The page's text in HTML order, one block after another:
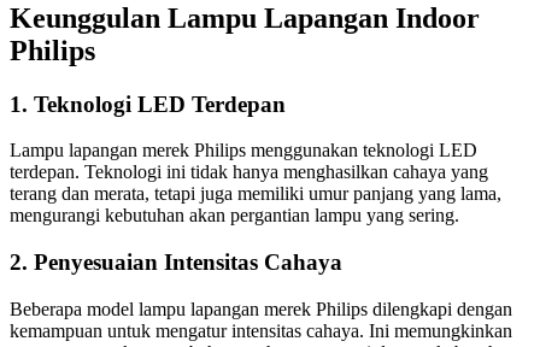
Keunggulan Lampu Lapangan Indoor
Philips
1. Teknologi LED Terdepan
Lampu lapangan merek Philips menggunakan teknologi LED
terdepan. Teknologi ini tidak hanya menghasilkan cahaya yang
terang dan merata, tetapi juga memiliki umur panjang yang lama,
mengurangi kebutuhan akan pergantian lampu yang sering.
2. Penyesuaian Intensitas Cahaya
Beberapa model lampu lapangan merek Philips dilengkapi dengan
kemampuan untuk mengatur intensitas cahaya. Ini memungkinkan